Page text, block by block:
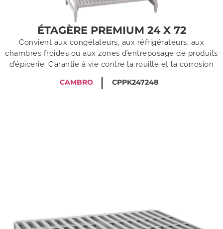
ÉTAGÈRE PREMIUM 24 X 72
Convient aux congélateurs, aux réfrigérateurs, aux
chambres froides ou aux zones d’entreposage de produits
d’épicerie. Garantie à vie contre la rouille et la corrosion
CAMBRO
CPPK247248